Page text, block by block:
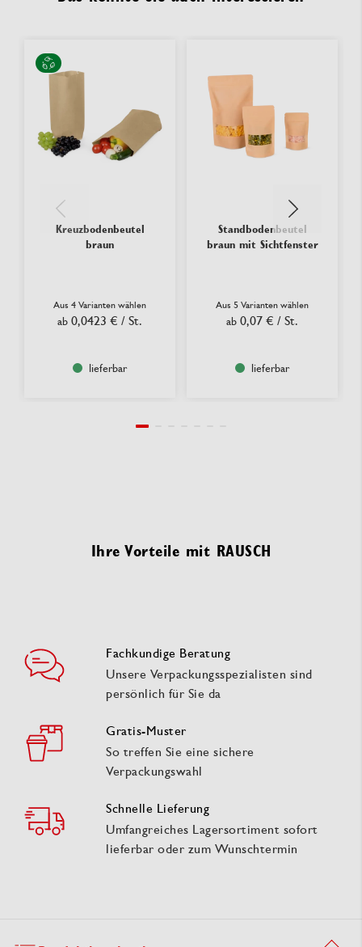
Kreuzbodenbeutel
braun
Aus 4 Varianten wählen
ab 0,0423 € / St.
lieferbar
Standbodenbeutel
braun mit Sichtfenster
Aus 5 Varianten wählen
ab 0,07 € / St.
lieferbar
Ihre Vorteile mit RAUSCH
Fachkundige Beratung
Unsere Verpackungsspezialisten sind
persönlich für Sie da
Gratis-Muster
So treffen Sie eine sichere
Verpackungswahl
Schnelle Lieferung
Umfangreiches Lagersortiment sofort
lieferbar oder zum Wunschtermin